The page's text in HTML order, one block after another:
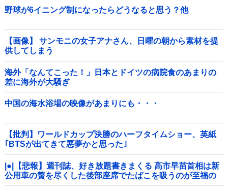
野球が6イニング制になったらどうなると思う？他
【画像】 サンモニの女子アナさん、日曜の朝から素材を提
供してしまう
海外「なんてこった！」日本とドイツの病院食のあまりの
差に海外が大騒ぎ
中国の海水浴場の映像があまりにも・・・
【批判】ワールドカップ決勝のハーフタイムショー、英紙
｢BTSが出てきて悪夢かと思った｣
|●|【悲報】週刊誌、好き放題書きまくる 高市早苗首相は新
公用車の贅を尽くした後部座席でたばこを吸うのが至福の
時間「どんどん延びる乗車時間」